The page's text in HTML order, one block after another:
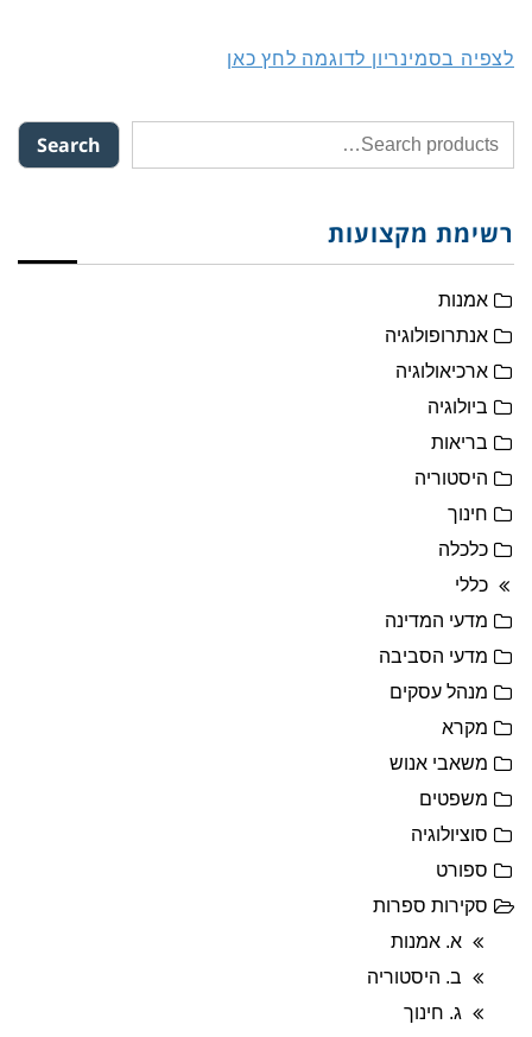
לצפיה בסמינריון לדוגמה לחץ כאן
Search
רשימת מקצועות
אמנות
אנתרופולוגיה
ארכיאולוגיה
ביולוגיה
בריאות
היסטוריה
חינוך
כלכלה
כללי
מדעי המדינה
מדעי הסביבה
מנהל עסקים
מקרא
משאבי אנוש
משפטים
סוציולוגיה
ספורט
סקירות ספרות
א. אמנות
ב. היסטוריה
ג. חינוך